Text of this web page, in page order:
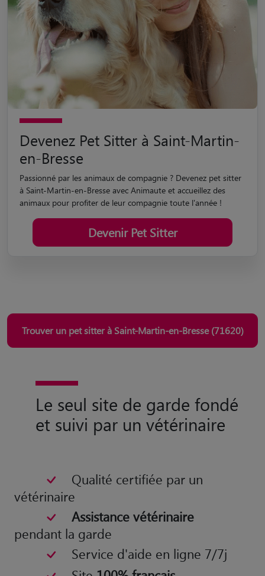
Devenez Pet Sitter à Saint-Martin-
en-Bresse
Passionné par les animaux de compagnie ? Devenez pet sitter
à Saint-Martin-en-Bresse avec Animaute et accueillez des
animaux pour profiter de leur compagnie toute l'année !
Devenir Pet Sitter
Trouver un pet sitter à Saint-Martin-en-Bresse (71620)
Le seul site de garde fondé
et suivi par un vétérinaire
Qualité certifiée par un
vétérinaire
Assistance vétérinaire
pendant la garde
Service d'aide en ligne 7/7j